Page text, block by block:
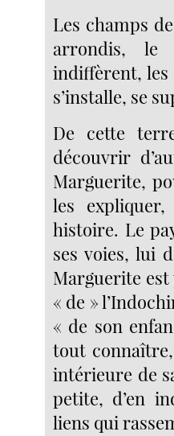
Les champs
arrondis, le
indiffèrent,
s’installe, se
De cette
découvrir
Marguerite,
les
histoire. Le
ses voies, lui
Marguerite est
« de »
« de son
tout
intérieure de
petite, d’en
liens qui